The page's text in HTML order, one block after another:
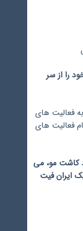
را از سر
فعالیت های
فعالیت های
کاشت مو، می
ایران فیت